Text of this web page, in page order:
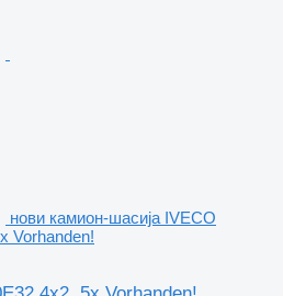
нови камион-шасија IVECO
Vorhanden!